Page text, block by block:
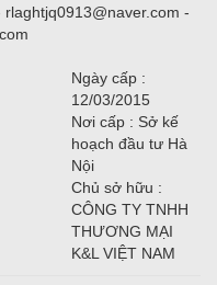
-
Ngày cấp :
12/03/2015
Nơi cấp : Sở kế
hoạch đầu tư Hà
Nội
Chủ sở hữu :
CÔNG TY TNHH
THƯƠNG MẠI
K&L VIỆT NAM